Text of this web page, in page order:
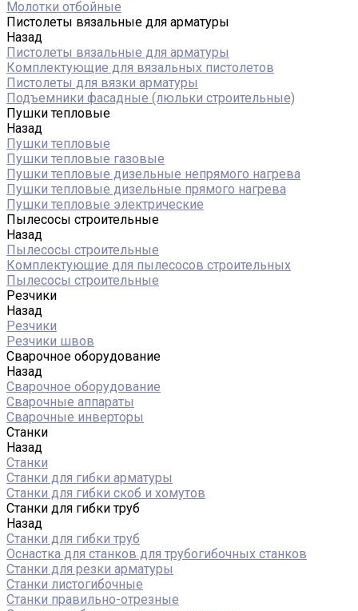
Молотки отбойные
Пистолеты вязальные для арматуры
Назад
Пистолеты вязальные для арматуры
Комплектующие для вязальных пистолетов
Пистолеты для вязки арматуры
Подъемники фасадные (люльки строительные)
Пушки тепловые
Назад
Пушки тепловые
Пушки тепловые газовые
Пушки тепловые дизельные непрямого нагрева
Пушки тепловые дизельные прямого нагрева
Пушки тепловые электрические
Пылесосы строительные
Назад
Пылесосы строительные
Комплектующие для пылесосов строительных
Пылесосы строительные
Резчики
Назад
Резчики
Резчики швов
Сварочное оборудование
Назад
Сварочное оборудование
Сварочные аппараты
Сварочные инверторы
Станки
Назад
Станки
Станки для гибки арматуры
Станки для гибки скоб и хомутов
Станки для гибки труб
Назад
Станки для гибки труб
Оснастка для станков для трубогибочных станков
Станки для резки арматуры
Станки листогибочные
Станки правильно-отрезные